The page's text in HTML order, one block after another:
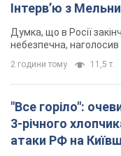
Інтерв’ю з
Думка, що в Росії
небезпечна, наголосив
2 години тому 11,5 т.
"Все горіло":
3-річного
атаки РФ на